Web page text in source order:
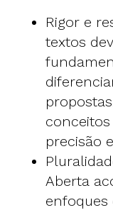
Rigor e
textos
conceitos
precisão
Aberta
enfoques